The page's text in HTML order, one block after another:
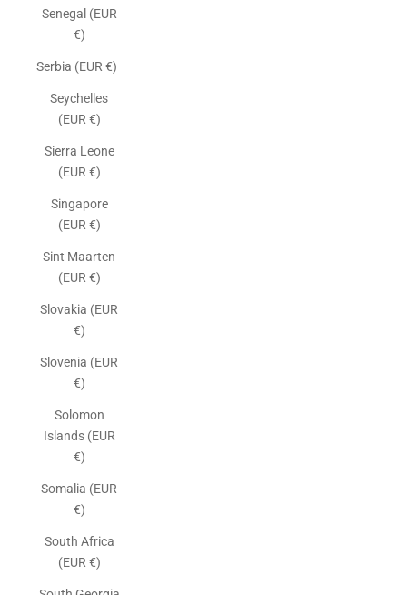
Senegal (EUR
€)
Serbia (EUR €)
Seychelles
(EUR €)
Sierra Leone
(EUR €)
Singapore
(EUR €)
Sint Maarten
(EUR €)
Slovakia (EUR
€)
Slovenia (EUR
€)
Solomon
Islands (EUR
€)
Somalia (EUR
€)
South Africa
(EUR €)